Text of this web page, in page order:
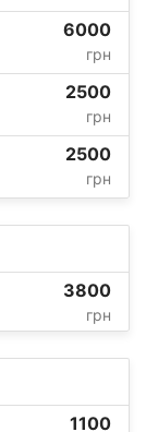
6000
грн
2500
грн
2500
грн
3800
грн
1100